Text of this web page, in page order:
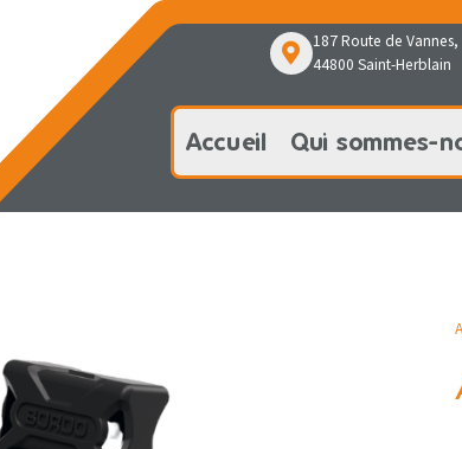
187 Route de Vannes,
44800 Saint-Herblain
Accueil Qui sommes-
Qui sommes-nous ?